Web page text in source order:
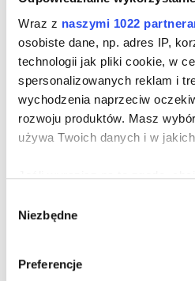
Wraz z naszymi 1022
osobiste dane, np. adres IP,
technologii jak pliki cookie, w
spersonalizowanych reklam i
wychodzenia naprzeciw
rozwoju produktów. Masz
używa Twoich danych i w
Jeśli wyrazisz na to zgodę,
geograficznej z
charakteryzującego je
czyli wirtualny odcisk palca)
zgody
Niezbędne
Preferencje
-15%